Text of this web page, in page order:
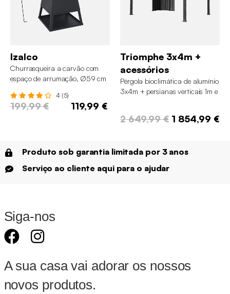
Izalco
Churrasqueira a carvão com
espaço de arrumação, Ø59 cm
4 (5)
199,99 € 119,99 €
Triomphe 3x4m +
acessórios
Pérgola bioclimática de alumínio
3x4m + persianas verticais 1m e
2 649,99 € 1 854,99 €
Produto sob garantia limitada por 3 anos
Serviço ao cliente aqui para o ajudar
Siga-nos
A sua casa vai adorar os nossos
novos produtos.